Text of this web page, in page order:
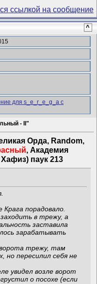
^
- II"
Орда, Random,
, Академия
паук 213
порадовало.
в трежу, а
заставила
зарабатывать
ворота трежу, там
но пересилил себя не
увидел возле ворот
о посохе (если